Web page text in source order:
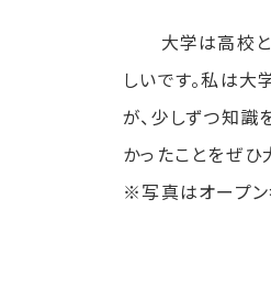
大学は高校と比
しいです。私は
が、少しずつ知識
かったことをぜひ
※写真はオープン